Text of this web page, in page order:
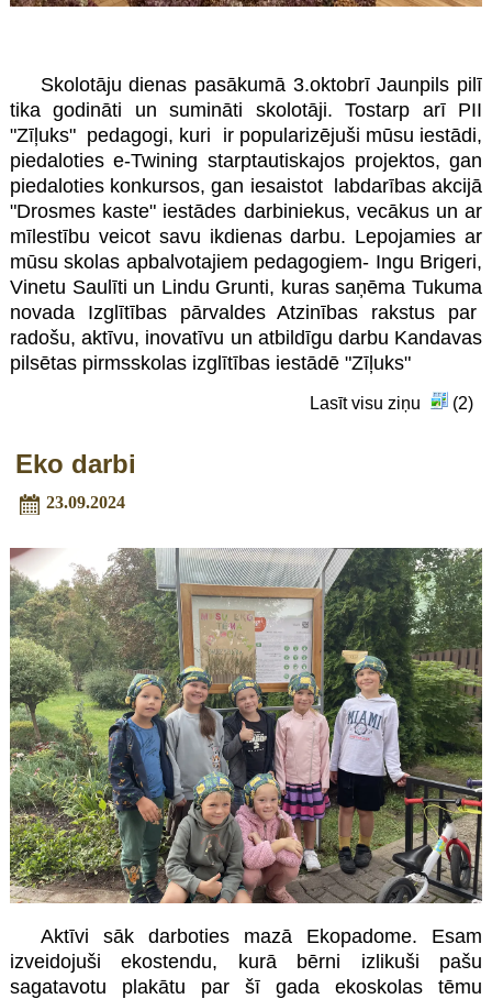
Skolotāju dienas pasākumā 3.oktobrī Jaunpils pilī
tika godināti un sumināti skolotāji. Tostarp arī PII
"Zīļuks" pedagogi, kuri ir popularizējuši mūsu iestādi,
piedaloties e-Twining starptautiskajos projektos, gan
piedaloties konkursos, gan iesaistot labdarības akcijā
"Drosmes kaste" iestādes darbiniekus, vecākus un ar
mīlestību veicot savu ikdienas darbu. Lepojamies ar
mūsu skolas apbalvotajiem pedagogiem- Ingu Brigeri,
Vinetu Saulīti un Lindu Grunti, kuras saņēma Tukuma
novada Izglītības pārvaldes Atzinības rakstus par
radošu, aktīvu, inovatīvu un atbildīgu darbu Kandavas
pilsētas pirmsskolas izglītības iestādē "Zīļuks"
Lasīt visu ziņu (2)
Eko darbi
23.09.2024
Aktīvi sāk darboties mazā Ekopadome. Esam
izveidojuši ekostendu, kurā bērni izlikuši pašu
sagatavotu plakātu par šī gada ekoskolas tēmu